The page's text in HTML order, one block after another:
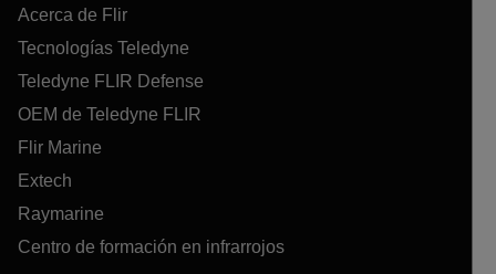
Acerca de Flir
Tecnologías Teledyne
Teledyne FLIR Defense
OEM de Teledyne FLIR
Flir Marine
Extech
Raymarine
Centro de formación en infrarrojos